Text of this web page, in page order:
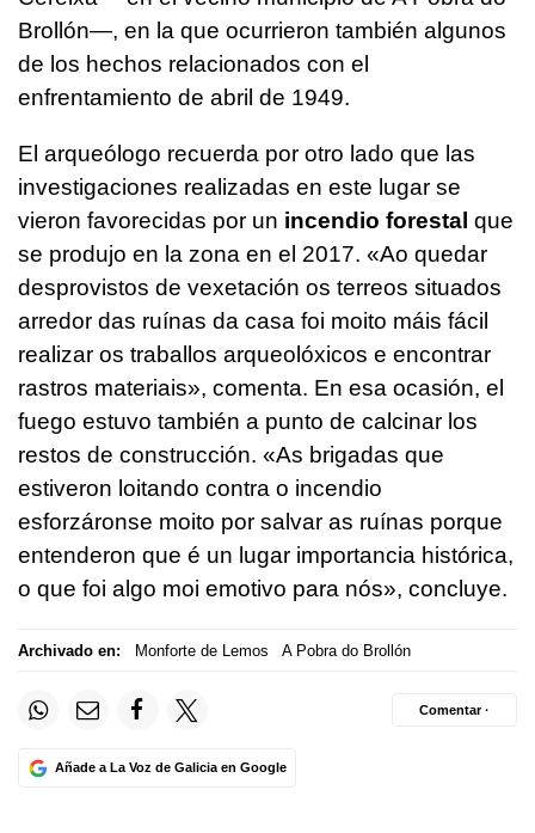
Brollón—, en la que ocurrieron también algunos
de los hechos relacionados con el
enfrentamiento de abril de 1949.
El arqueólogo recuerda por otro lado que las
investigaciones realizadas en este lugar se
vieron favorecidas por un incendio forestal que
se produjo en la zona en el 2017. «Ao quedar
desprovistos de vexetación os terreos situados
arredor das ruínas da casa foi moito máis fácil
realizar os traballos arqueolóxicos e encontrar
rastros materiais», comenta. En esa ocasión, el
fuego estuvo también a punto de calcinar los
restos de construcción. «As brigadas que
estiveron loitando contra o incendio
esforzáronse moito por salvar as ruínas porque
entenderon que é un lugar importancia histórica,
o que foi algo moi emotivo para nós», concluye.
Archivado en: Monforte de Lemos A Pobra do Brollón
Añade a La Voz de Galicia en Google
Comentar ·